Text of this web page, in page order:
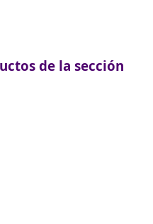
de la sección